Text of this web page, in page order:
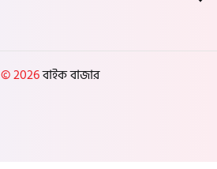
© 2026বাইক বাজার